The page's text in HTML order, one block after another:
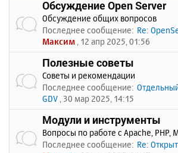
Обсуждение Open Server
Обсуждение общих вопросов
Последнее сообщение: Re:
Максим , 12 апр 2025, 01:56
Полезные советы
Советы и рекомендации
Последнее сообщение: Отдельный
GDV , 30 мар 2025, 14:15
Модули и инструменты
Вопросы по работе с Apache, PHP,
Последнее сообщение: Re: